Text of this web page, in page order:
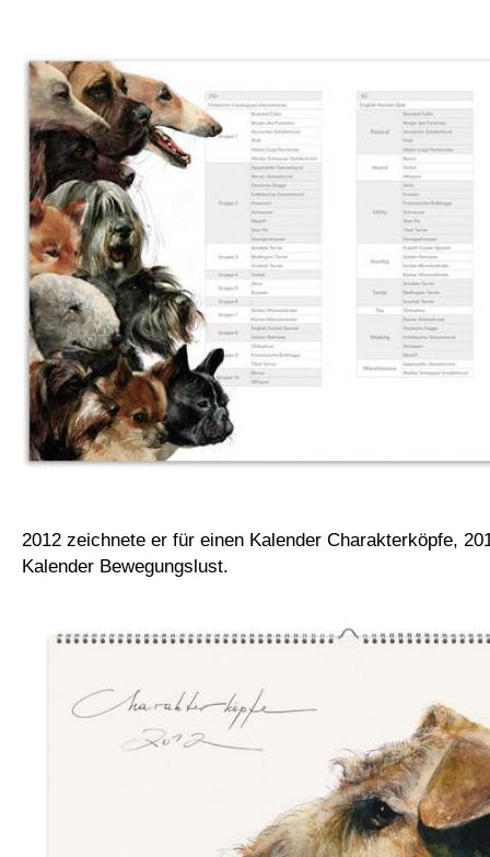
2012 zeichnete er für einen Kalender Charakterköpfe,
Kalender Bewegungslust.